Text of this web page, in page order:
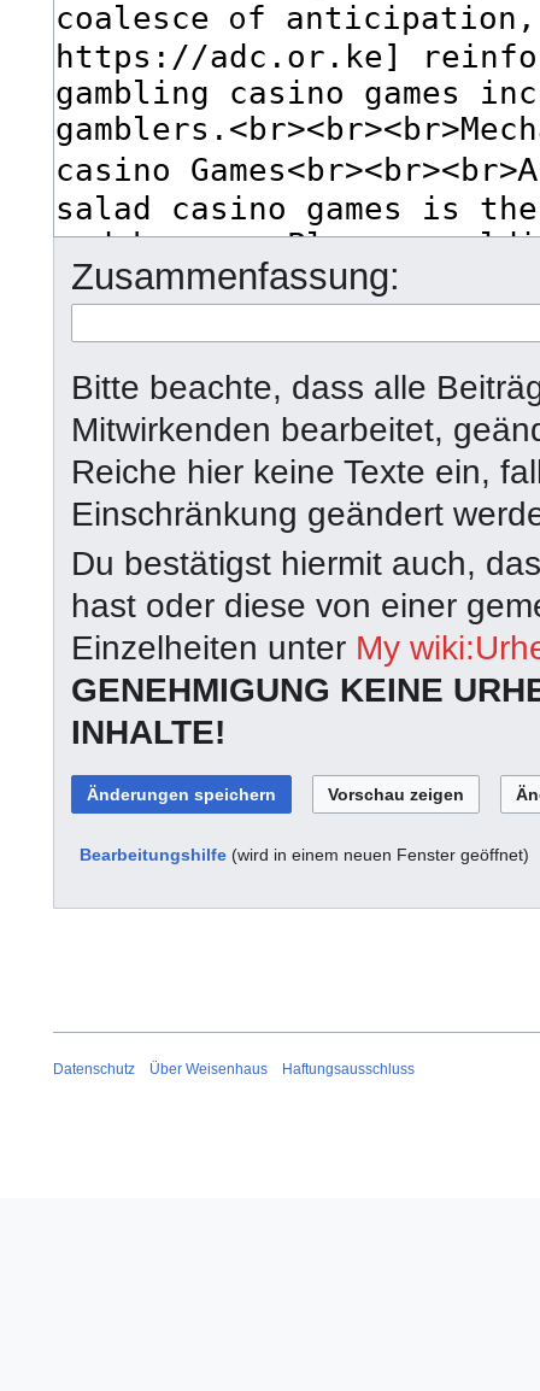
Zusammenfassung:
Bitte beachte, dass alle
Mitwirkenden bearbeitet,
Reiche hier keine Texte ein,
Einschränkung geändert
Du bestätigst hiermit auch,
hast oder diese von einer
Einzelheiten unter My
GENEHMIGUNG KEINE
INHALTE!
Bearbeitungshilfe (wird in einem neuen Fenster geöffnet)
Datenschutz Über Weisenhaus Haftungsausschluss